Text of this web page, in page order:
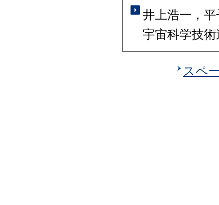
井上浩一，
宇宙科学技
スペ